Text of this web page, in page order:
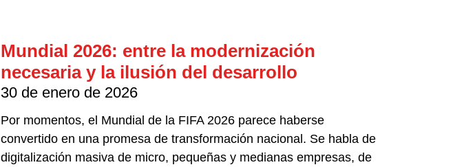
Mundial 2026: entre la modernización
necesaria y la ilusión del desarrollo
30 de enero de 2026
Por momentos, el Mundial de la FIFA 2026 parece haberse
convertido en una promesa de transformación nacional. Se habla de
digitalización masiva de micro, pequeñas y medianas empresas, de